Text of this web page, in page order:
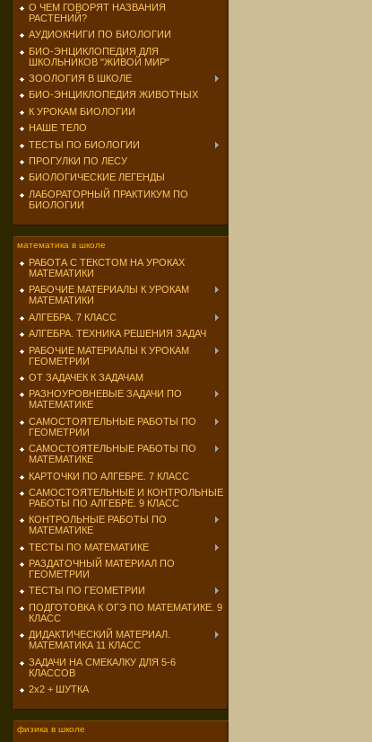
О ЧЕМ ГОВОРЯТ НАЗВАНИЯ
РАСТЕНИЙ?
АУДИОКНИГИ ПО БИОЛОГИИ
БИО-ЭНЦИКЛОПЕДИЯ ДЛЯ
ШКОЛЬНИКОВ "ЖИВОЙ МИР"
ЗООЛОГИЯ В ШКОЛЕ
БИО-ЭНЦИКЛОПЕДИЯ ЖИВОТНЫХ
К УРОКАМ БИОЛОГИИ
НАШЕ ТЕЛО
ТЕСТЫ ПО БИОЛОГИИ
ПРОГУЛКИ ПО ЛЕСУ
БИОЛОГИЧЕСКИЕ ЛЕГЕНДЫ
ЛАБОРАТОРНЫЙ ПРАКТИКУМ ПО
БИОЛОГИИ
математика в школе
РАБОТА С ТЕКСТОМ НА УРОКАХ
МАТЕМАТИКИ
РАБОЧИЕ МАТЕРИАЛЫ К УРОКАМ
МАТЕМАТИКИ
АЛГЕБРА. 7 КЛАСС
АЛГЕБРА. ТЕХНИКА РЕШЕНИЯ ЗАДАЧ
РАБОЧИЕ МАТЕРИАЛЫ К УРОКАМ
ГЕОМЕТРИИ
ОТ ЗАДАЧЕК К ЗАДАЧАМ
РАЗНОУРОВНЕВЫЕ ЗАДАЧИ ПО
МАТЕМАТИКЕ
САМОСТОЯТЕЛЬНЫЕ РАБОТЫ ПО
ГЕОМЕТРИИ
САМОСТОЯТЕЛЬНЫЕ РАБОТЫ ПО
МАТЕМАТИКЕ
КАРТОЧКИ ПО АЛГЕБРЕ. 7 КЛАСС
САМОСТОЯТЕЛЬНЫЕ И КОНТРОЛЬНЫЕ
РАБОТЫ ПО АЛГЕБРЕ. 9 КЛАСС
КОНТРОЛЬНЫЕ РАБОТЫ ПО
МАТЕМАТИКЕ
ТЕСТЫ ПО МАТЕМАТИКЕ
РАЗДАТОЧНЫЙ МАТЕРИАЛ ПО
ГЕОМЕТРИИ
ТЕСТЫ ПО ГЕОМЕТРИИ
ПОДГОТОВКА К ОГЭ ПО МАТЕМАТИКЕ. 9
КЛАСС
ДИДАКТИЧЕСКИЙ МАТЕРИАЛ.
МАТЕМАТИКА 11 КЛАСС
ЗАДАЧИ НА СМЕКАЛКУ ДЛЯ 5-6
КЛАССОВ
2х2 + ШУТКА
физика в школе